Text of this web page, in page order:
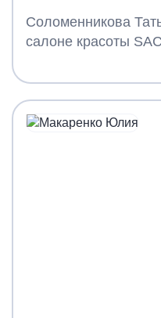
Соломенникова
салоне красоты